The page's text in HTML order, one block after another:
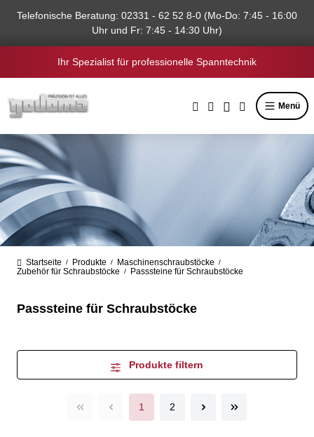
springen
Telefonische Beratung: 02331 - 62 52 8-0 (Mo-Do: 7:45 - 16:00
Uhr und Fr: 7:45 - 14:30 Uhr)
Ihr Spezialist für professionelle Spanntechnik
Menü
Startseite / Produkte / Maschinenschraubstöcke /
Zubehör für Schraubstöcke / Passsteine für Schraubstöcke
Passsteine für Schraubstöcke
Produkte filtern
1 2